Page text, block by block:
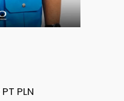
PT PLN